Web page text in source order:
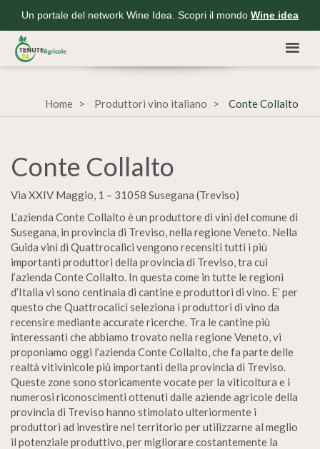
Un portale del network Wine Idea. Scopri il mondo Wine idea
Home Produttori vino italiano Conte Collalto
Conte Collalto
Via XXIV Maggio, 1 – 31058 Susegana (Treviso)
L’azienda Conte Collalto è un produttore di vini del comune di
Susegana, in provincia di Treviso, nella regione Veneto. Nella
Guida vini di Quattrocalici vengono recensiti tutti i più
importanti produttori della provincia di Treviso, tra cui
l’azienda Conte Collalto. In questa come in tutte le regioni
d’Italia vi sono centinaia di cantine e produttori di vino. E’ per
questo che Quattrocalici seleziona i produttori di vino da
recensire mediante accurate ricerche. Tra le cantine più
interessanti che abbiamo trovato nella regione Veneto, vi
proponiamo oggi l’azienda Conte Collalto, che fa parte delle
realtà vitivinicole più importanti della provincia di Treviso.
Queste zone sono storicamente vocate per la viticoltura e i
numerosi riconoscimenti ottenuti dalle aziende agricole della
provincia di Treviso hanno stimolato ulteriormente i
produttori ad investire nel territorio per utilizzarne al meglio
il potenziale produttivo, per migliorare costantemente la